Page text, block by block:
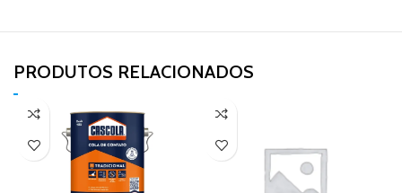
PRODUTOS RELACIONADOS​